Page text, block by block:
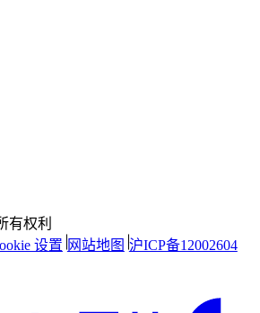
有权利
设置 网站地图 沪ICP备12002604